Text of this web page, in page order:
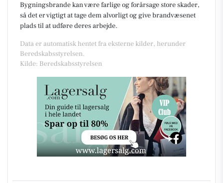
Bygningsbrande kan være farlige og forårsage store skader,
så det er vigtigt at tage dem alvorligt og give brandvæsenet
plads til at udføre deres arbejde.
Data er automatisk hentet fra eksterne kilder, herunder
Beredskabsstyrelsen.
Kilde: Beredskabsstyrelsen